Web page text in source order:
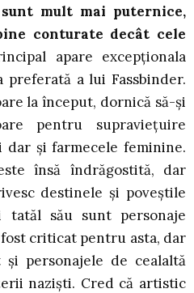
mult mai puternice,
conturate decât cele
apare excepționala
preferată a lui Fassbinder.
la început, dornică să-și
pentru supraviețuire
și farmecele feminine.
însă îndrăgostită, dar
destinele și poveștile
tatăl său sunt personaje
criticat pentru asta, dar
personajele de cealaltă
naziști. Cred că artistic